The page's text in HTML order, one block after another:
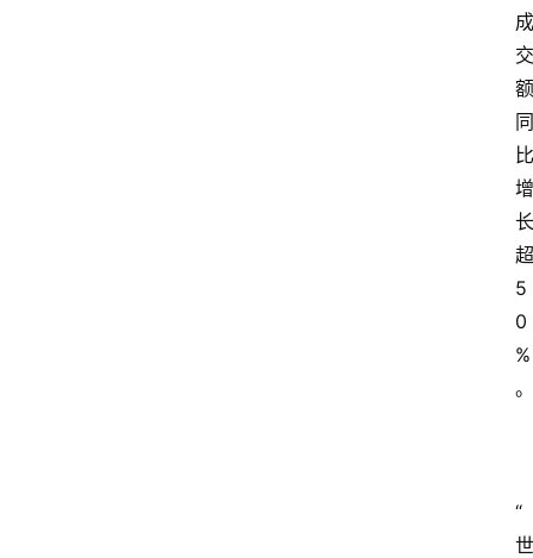
成
交
额
同
比
增
长
超
5
0
%
。
“
世